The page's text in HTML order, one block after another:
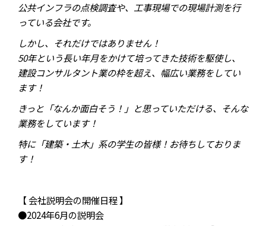
公共インフラの点検調査や、工事現場での現場計測を行
っている会社です。
しかし、それだけではありません！
50年という長い年月をかけて培ってきた技術を駆使し、
建設コンサルタント業の枠を超え、幅広い業務をしてい
ます！
きっと「なんか面白そう！」と思っていただける、そんな
業務をしています！
特に「建築・土木」系の学生の皆様！お待ちしておりま
す！
【 会社説明会の開催日程 】
●2024年6月の説明会